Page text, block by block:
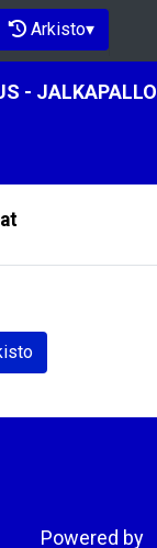
Arkisto▾
- JALKAPALLO
Powered by